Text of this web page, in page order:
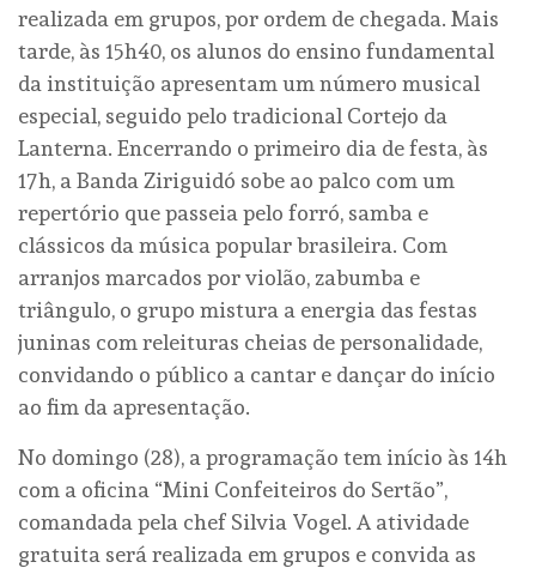
realizada em grupos, por ordem de chegada. Mais
tarde, às 15h40, os alunos do ensino fundamental
da instituição apresentam um número musical
especial, seguido pelo tradicional Cortejo da
Lanterna. Encerrando o primeiro dia de festa, às
17h, a Banda Ziriguidó sobe ao palco com um
repertório que passeia pelo forró, samba e
clássicos da música popular brasileira. Com
arranjos marcados por violão, zabumba e
triângulo, o grupo mistura a energia das festas
juninas com releituras cheias de personalidade,
convidando o público a cantar e dançar do início
ao fim da apresentação.
No domingo (28), a programação tem início às 14h
com a oficina “Mini Confeiteiros do Sertão”,
comandada pela chef Silvia Vogel. A atividade
gratuita será realizada em grupos e convida as